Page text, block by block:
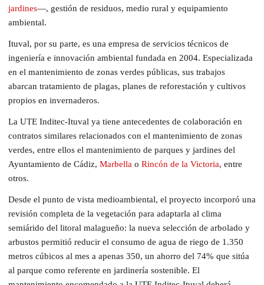
jardines—, gestión de residuos, medio rural y equipamiento
ambiental.
Ituval, por su parte, es una empresa de servicios técnicos de
ingeniería e innovación ambiental fundada en 2004. Especializada
en el mantenimiento de zonas verdes públicas, sus trabajos
abarcan tratamiento de plagas, planes de reforestación y cultivos
propios en invernaderos.
La UTE Inditec-Ituval ya tiene antecedentes de colaboración en
contratos similares relacionados con el mantenimiento de zonas
verdes, entre ellos el mantenimiento de parques y jardines del
Ayuntamiento de Cádiz, Marbella o Rincón de la Victoria, entre
otros.
Desde el punto de vista medioambiental, el proyecto incorporó una
revisión completa de la vegetación para adaptarla al clima
semiárido del litoral malagueño: la nueva selección de arbolado y
arbustos permitió reducir el consumo de agua de riego de 1.350
metros cúbicos al mes a apenas 350, un ahorro del 74% que sitúa
al parque como referente en jardinería sostenible. El